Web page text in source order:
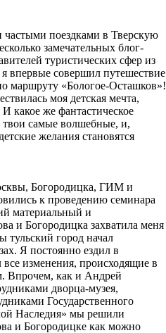
частыми поездками в Тверскую
замечательных блог-
туристических сфер из
впервые совершил путешествие
маршруту «Бологое-Осташков»!
моя детская мечта,
какое же фантастическое
твои самые волшебные, и,
желания становятся
Богородицка, ГИМ и
к проведению семинара
материальный и
и Богородицка захватила меня
тульский город начал
Я постоянно ездил в
изменения, происходящие в
Впрочем, как и Андрей
дворца-музея,
Государственного
Наследия» мы решили
и Богородицке как можно